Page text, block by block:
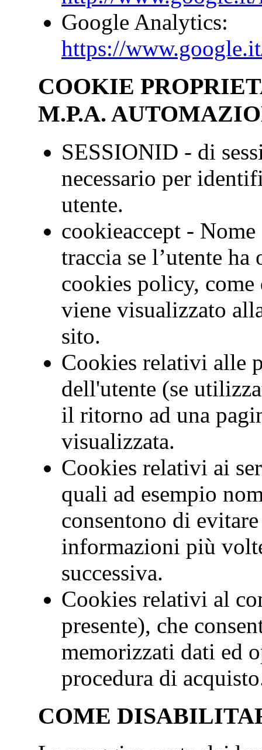
Google Analytics:
https://
COOKIE
M.P.A.
SESSIONID - di
necessario per
utente.
cookieaccept -
traccia se l’utente
cookies policy,
viene visualizzato
sito.
Cookies relativi alle
dell'utente (se
il ritorno ad una
visualizzata.
Cookies relativi ai
quali ad esempio
consentono di
informazioni più
successiva.
Cookies relativi al
presente), che
memorizzati dati ed
procedura di
COME